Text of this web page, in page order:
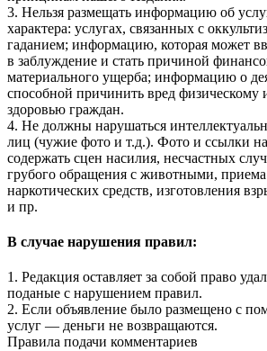
3. Нельзя размещать информацию об
характера: услугах, связанных с
гаданием; информацию, которая может
в заблуждение и стать причиной
материального ущерба; информацию о
способной причинить вред физическому
здоровью граждан.
4. Не должны нарушаться
лиц (чужие фото и т.д.). Фото и ссылки
содержать сцен насилия, несчастных
грубого обращения с животными,
наркотических средств, изготовления
и пр.
В случае нарушения правил:
1. Редакция оставляет за собой право
поданые с нарушением правил.
2. Если объявление было размещено с
услуг — деньги не возвращаются.
Правила подачи комментариев